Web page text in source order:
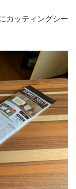
カッティングシー